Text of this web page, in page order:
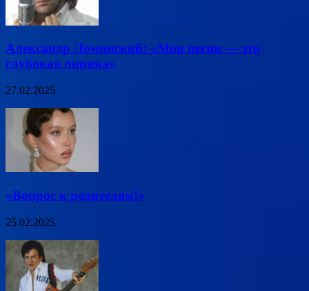
Александр Ломинский: «Мои песни — это
глубокая лирика»
27.02.2025
«Вопрос к родителям!»
25.02.2025